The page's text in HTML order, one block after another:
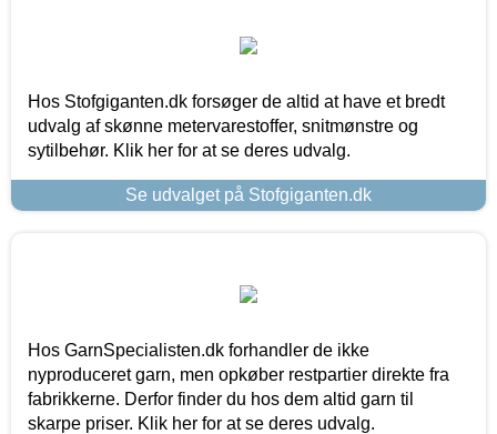
Hos Stofgiganten.dk forsøger de altid at have et bredt
udvalg af skønne metervarestoffer, snitmønstre og
sytilbehør. Klik her for at se deres udvalg.
Se udvalget på Stofgiganten.dk
Hos GarnSpecialisten.dk forhandler de ikke
nyproduceret garn, men opkøber restpartier direkte fra
fabrikkerne. Derfor finder du hos dem altid garn til
skarpe priser. Klik her for at se deres udvalg.